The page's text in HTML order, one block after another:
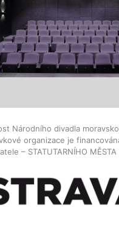
Národního divadla
organizace je
– STATUTARNÍHO MĚSTA